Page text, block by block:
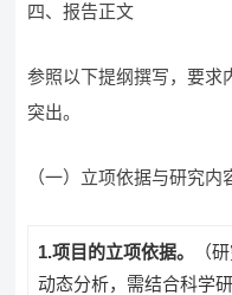
四、报告正文
参照以下提纲撰写，要求
突出。
（一）立项依据与研究内
1.项目的立项依据。
（
动态分析，需结合科学